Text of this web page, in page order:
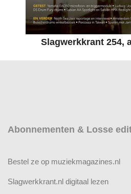
Slagwerkkrant 254,
Abonnementen & Losse
Bestel ze op muziekmagazines.nl
Slagwerkkrant.nl digitaal lezen